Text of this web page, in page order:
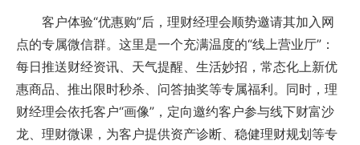
客户体验“优惠购”后，理财经理会顺势邀请其加入网
点的专属微信群。这里是一个充满温度的“线上营业厅”：
每日推送财经资讯、天气提醒、生活妙招，常态化上新优
惠商品、推出限时秒杀、问答抽奖等专属福利。同时，理
财经理会依托客户“画像”，定向邀约客户参与线下财富沙
龙、理财微课，为客户提供资产诊断、稳健理财规划等专